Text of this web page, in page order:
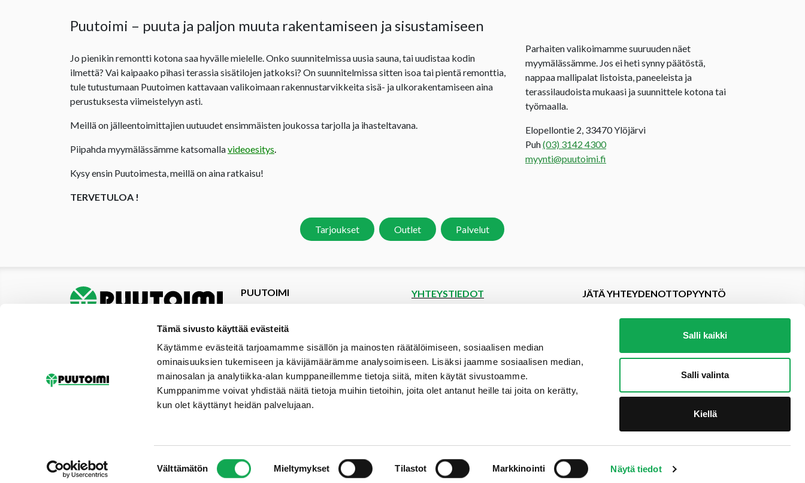
Tämä sivusto käyttää evästeitä
Käytämme evästeitä tarjoamamme sisällön ja mainosten räätälöimiseen, sosiaalisen median
ominaisuuksien tukemiseen ja kävijämäärämme analysoimiseen. Lisäksi jaamme sosiaalisen median,
mainosalan ja analytiikka-alan kumppaneillemme tietoja siitä, miten käytät sivustoamme.
Kumppanimme voivat yhdistää näitä tietoja muihin tietoihin, joita olet antanut heille tai joita on kerätty,
kun olet käyttänyt heidän palvelujaan.
Välttämätön Mieltymykset Tilastot Markkinointi Näytä tiedot
Salli kaikki
Salli valinta
Kiellä
Puutoimi – puuta ja paljon muuta rakentamiseen ja sisustamiseen
Jo pienikin remontti kotona saa hyvälle mielelle. Onko suunnitelmissa uusia sauna, tai uudistaa kodin
ilmettä? Vai kaipaako pihasi terassia sisätilojen jatkoksi? On suunnitelmissa sitten isoa tai pientä remonttia,
tule tutustumaan Puutoimen kattavaan valikoimaan rakennustarvikkeita sisä- ja ulkorakentamiseen aina
perustuksesta viimeistelyyn asti.
Meillä on jälleentoimittajien uutuudet ensimmäisten joukossa tarjolla ja ihasteltavana.
Piipahda myymälässämme katsomallavideoesitys.
Kysy ensin Puutoimesta, meillä on aina ratkaisu!
TERVETULOA !
Tarjoukset Outlet Palvelut
Parhaiten valikoimamme suuruuden näet
myymälässämme. Jos ei heti synny päätöstä,
nappaa mallipalat listoista, paneeleista ja
terassilaudoista mukaasi ja suunnittele kotona tai
työmaalla.
Elopellontie 2, 33470 Ylöjärvi
Puh(03) 3142 4300
myynti@puutoimi.fi
PUUTOIMI
Tarjoukset
Yhteystiedot
Materiaalipankki
Palvelut
Uutiset
Galleria
YHTEYSTIEDOT
Elopellontie 2, 33470 Ylöjärvi
Puh (03) 3142 4300 (vaihde)
myynti@puutoimi.fi
AVOINNA
poikkeusaukioloajat:
JÄTÄ YHTEYDENOTTOPYYNTÖ